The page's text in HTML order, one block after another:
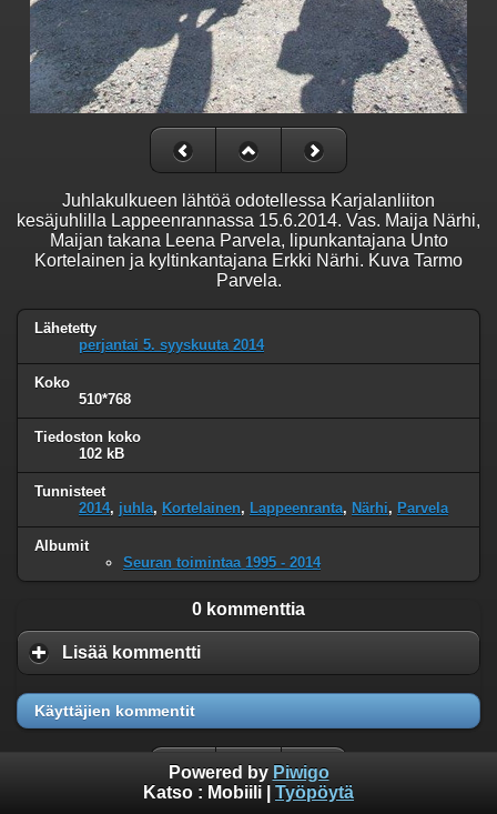
Juhlakulkueen lähtöä odotellessa Karjalanliiton
kesäjuhlilla Lappeenrannassa 15.6.2014. Vas. Maija Närhi,
Maijan takana Leena Parvela, lipunkantajana Unto
Kortelainen ja kyltinkantajana Erkki Närhi. Kuva Tarmo
Parvela.
Lähetetty
perjantai 5. syyskuuta 2014
Koko
510*768
Tiedoston koko
102 kB
Tunnisteet
2014, juhla, Kortelainen, Lappeenranta, Närhi, Parvela
Albumit
Seuran toimintaa 1995 - 2014
0 kommenttia
Lisää kommentti
Käyttäjien kommentit
Powered by Piwigo
Katso : Mobiili Työpöytä